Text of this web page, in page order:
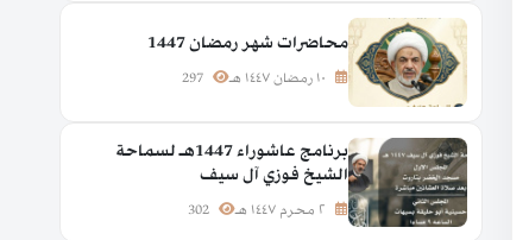
محاضرات شهر رمضان 1447
برنامج عاشوراء 1447هـ لسماحة
الشيخ فوزي آل سيف